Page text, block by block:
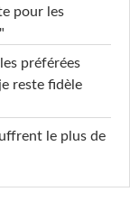
pour les
préférées
reste fidèle
le plus de